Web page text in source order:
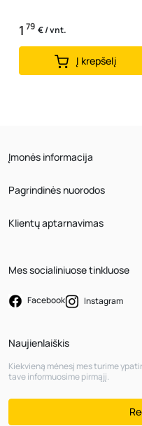
1 79 € / vnt.
Į krepšelį
Įmonės informacija
Pagrindinės nuorodos
Klientų aptarnavimas
Mes socialiniuose tinkluose
Facebook Instagram
Naujienlaiškis
Kiekvieną mėnesį mes turime
tave informuosime pirmąjį.